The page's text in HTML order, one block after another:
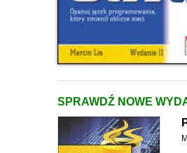
SPRAWDŹ NOWE